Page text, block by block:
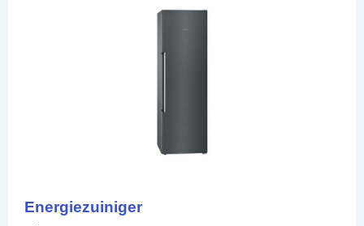
Energiezuiniger